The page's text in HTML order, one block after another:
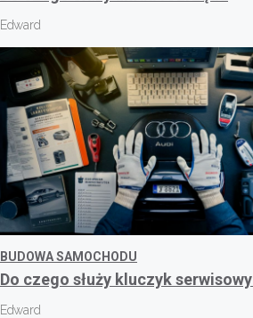
Edward
BUDOWA SAMOCHODU
Do czego służy kluczyk
Edward